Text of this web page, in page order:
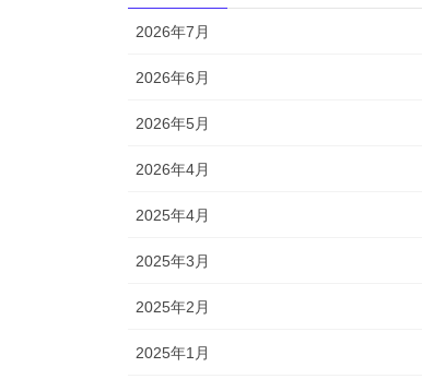
2026年7月
2026年6月
2026年5月
2026年4月
2025年4月
2025年3月
2025年2月
2025年1月